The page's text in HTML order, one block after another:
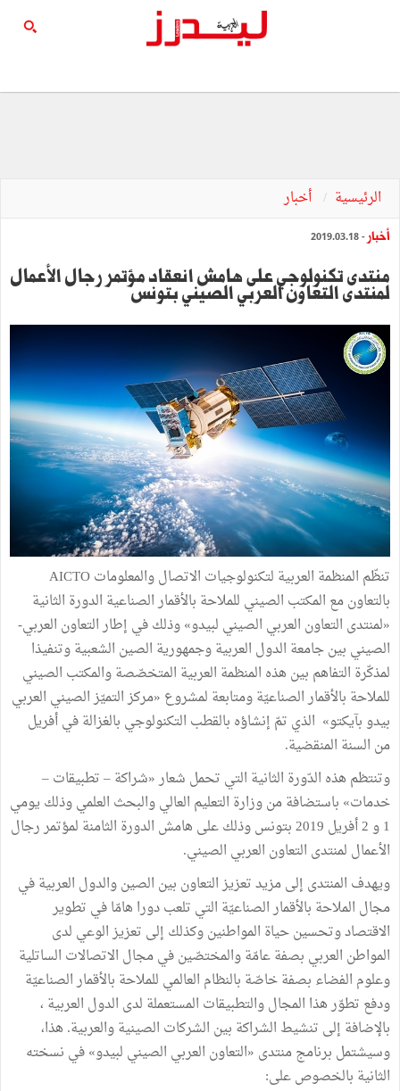
الرئيسية أخبار
أخبار - 2019.03.18
منتدى تكنولوجي على هامش انعقاد مؤتمر رجال الأعمال
لمنتدى التعاون العربي الصيني بتونس
تنظّم المنظمة العربية لتكنولوجيات الاتصال والمعلومات AICTO
بالتعاون مع المكتب الصيني للملاحة بالأقمار الصناعية الدورة الثانية
«لمنتدى التعاون العربي الصيني لبيدو» وذلك في إطار التعاون العربي-
الصيني بين جامعة الدول العربية وجمهورية الصين الشعبية وتنفيذا
لمذكّرة التفاهم بين هذه المنظمة العربية المتخصّصة والمكتب الصيني
للملاحة بالأقمار الصناعيّة ومتابعة لمشروع «مركز التميّز الصيني العربي
بيدو بآيكتو» الذي تمّ إنشاؤه بالقطب التكنولوجي بالغزالة في أفريل
من السنة المنقضية.
وتنتظم هذه الدّورة الثانية التي تحمل شعار «شراكة – تطبيقات –
خدمات» باستضافة من وزارة التعليم العالي والبحث العلمي وذلك يومي
1 و 2 أفريل 2019 بتونس وذلك على هامش الدورة الثامنة لمؤتمر رجال
الأعمال لمنتدى التعاون العربي الصيني.
ويهدف المنتدى إلى مزيد تعزيز التعاون بين الصين والدول العربية في
مجال الملاحة بالأقمار الصناعيّة التي تلعب دورا هامّا في تطوير
الاقتصاد وتحسين حياة المواطنين وكذلك إلى تعزيز الوعي لدى
المواطن العربي بصفة عامّة والمختصّين في مجال الاتصالات الساتلية
وعلوم الفضاء بصفة خاصّة بالنظام العالمي للملاحة بالأقمار الصناعيّة
ودفع تطوّر هذا المجال والتطبيقات المستعملة لدى الدول العربية ،
بالإضافة إلى تنشيط الشراكة بين الشركات الصينية والعربية. هذا،
وسيشتمل برنامج منتدى «التعاون العربي الصيني لبيدو» في نسخته
الثانية بالخصوص على: